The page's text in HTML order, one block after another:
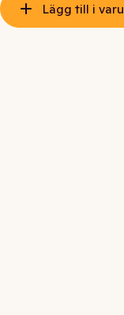
Lägg till i